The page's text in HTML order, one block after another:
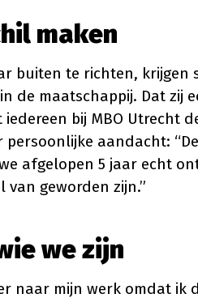
maken
buiten te richten, krijgen
de maatschappij. Dat zij
bij MBO Utrecht
persoonlijke aandacht:
afgelopen 5 jaar echt
van geworden zijn.”
we zijn
naar mijn werk omdat